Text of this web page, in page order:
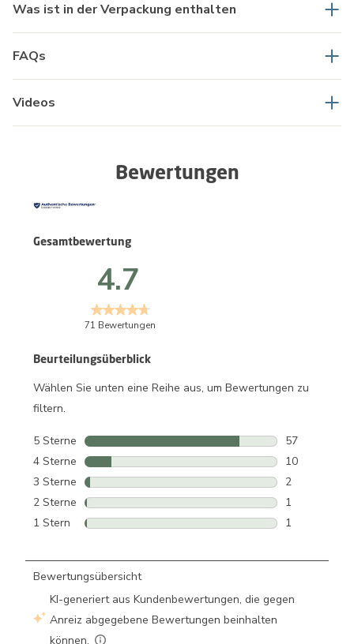
Was ist in der Verpackung enthalten
FAQs
Videos
Bewertungen
Beurteilungsüberblick
Wählen Sie unten eine Reihe aus, um Bewertungen zu
filtern.
5 Sterne Sterne
57
57
4 Sterne Sterne
10
10
3 Sterne Sterne
2
2
2 Sterne Sterne
1
1 Bewertung
1 Stern Sterne
1
Gesamtbewertung
4.7
71 Bewertungen